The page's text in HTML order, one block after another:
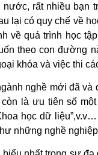
rất nhiều bạn
lại có quy chế về
về quá trình học
theo con đường
khóa và việc thi
nghề mới đã và
là ưu tiên số
học dữ
những nghề